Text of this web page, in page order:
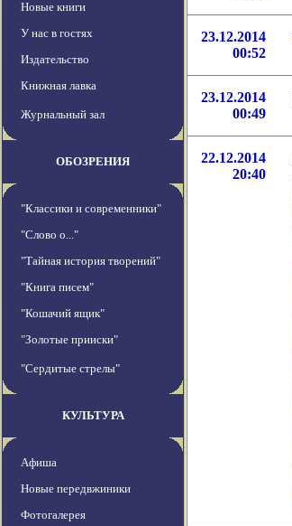
Новые книги
У нас в гостях
Издательство
Книжная лавка
Журнальный зал
ОБОЗРЕНИЯ
"Классики и современники"
"Слово о..."
"Тайная история творений"
"Книга писем"
"Кошачий ящик"
"Золотые прииски"
"Сердитые стрелы"
КУЛЬТУРА
Афиша
Новые передвжиники
Фотогалерея
23.12.2014
00:52
23.12.2014
00:49
22.12.2014
20:40